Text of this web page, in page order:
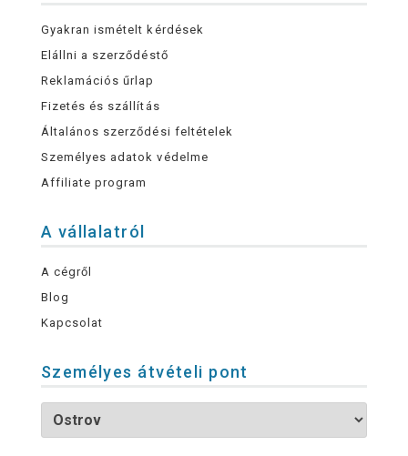
Gyakran ismételt kérdések
Elállni a szerződéstő
Reklamációs űrlap
Fizetés és szállítás
Általános szerződési feltételek
Személyes adatok védelme
Affiliate program
A vállalatról
A cégről
Blog
Kapcsolat
Személyes átvételi pont